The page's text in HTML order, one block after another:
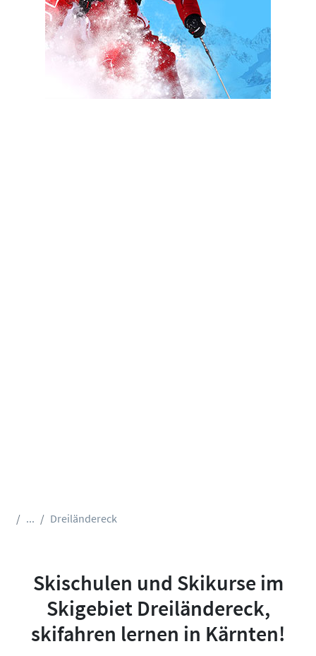
... Dreiländereck
Skischulen und Skikurse im
Skigebiet Dreiländereck,
skifahren lernen in Kärnten!